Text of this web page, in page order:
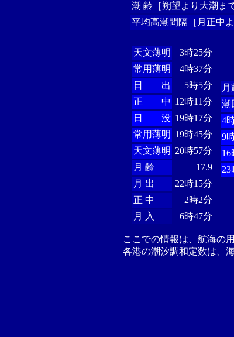
潮 齢［朔望より大潮まで
平均高潮間隔［月正中よ
天文薄明
3時25分
常用薄明
4時37分
日 出
5時5分
正 中 12時11分
日 没 19時17分
常用薄明 19時45分
天文薄明 20時57分
月 齢
17.9
月 出
22時15分
正 中
2時2分
月 入
6時47分
月
潮
4
9
16
23
ここでの情報は、航海の
各港の潮汐調和定数は、